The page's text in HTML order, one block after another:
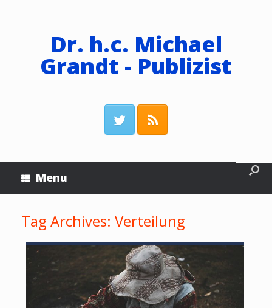
Dr. h.c. Michael
Grandt - Publizist
Menu
Tag Archives: Verteilung